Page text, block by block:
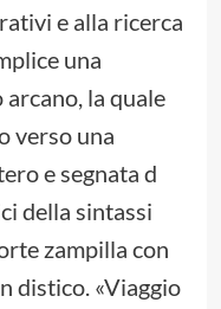
e alla ricerca
una
la quale
verso una
e segnata d
della sintassi
zampilla con
distico. «Viaggio